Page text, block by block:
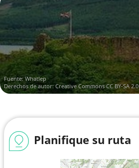
Fuente: Whatlep
Derechos de autor:Creative Commons CC BY-SA 2.0
Planifique su ruta